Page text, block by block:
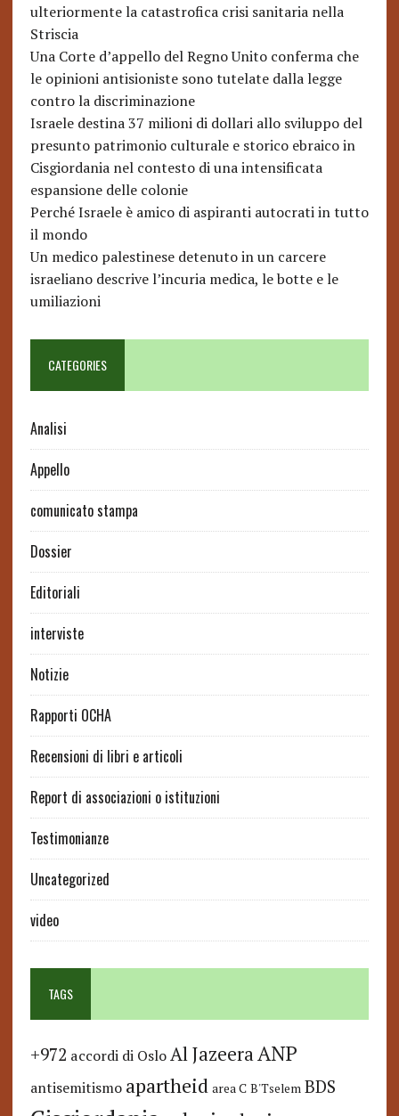
ulteriormente la catastrofica crisi sanitaria nella
Striscia
Una Corte d’appello del Regno Unito conferma che
le opinioni antisioniste sono tutelate dalla legge
contro la discriminazione
Israele destina 37 milioni di dollari allo sviluppo del
presunto patrimonio culturale e storico ebraico in
Cisgiordania nel contesto di una intensificata
espansione delle colonie
Perché Israele è amico di aspiranti autocrati in tutto
il mondo
Un medico palestinese detenuto in un carcere
israeliano descrive l’incuria medica, le botte e le
umiliazioni
CATEGORIES
Analisi
Appello
comunicato stampa
Dossier
Editoriali
interviste
Notizie
Rapporti OCHA
Recensioni di libri e articoli
Report di associazioni o istituzioni
Testimonianze
Uncategorized
video
TAGS
+972 accordi di Oslo Al Jazeera ANP
antisemitismo apartheid area C B'Tselem BDS